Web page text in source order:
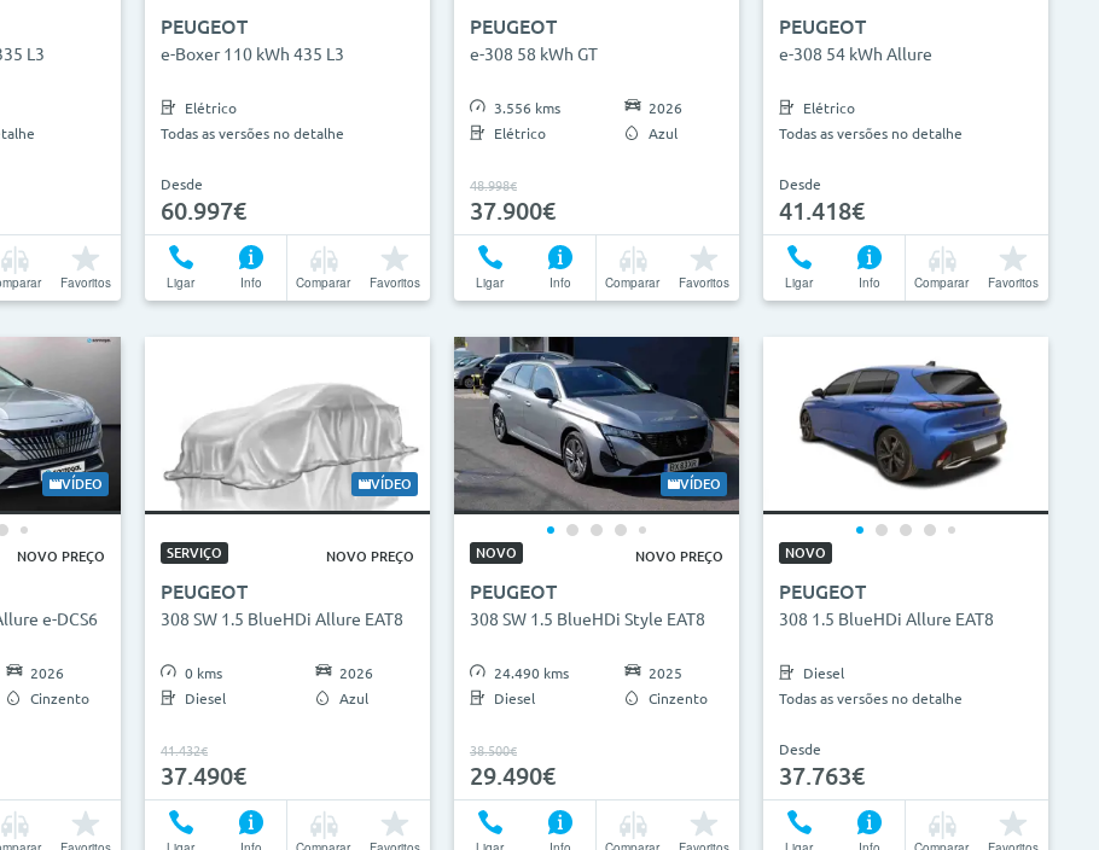
L3
Favoritos
PEUGEOT
e-Boxer 110 kWh 435 L3
Elétrico
Todas as versões no detalhe
Desde
60.997€
Ligar Info Comparar Favoritos
PEUGEOT
e-308 58 kWh GT
3.556 kms
Elétrico
2026
Azul
48.998€
37.900€
Ligar Info Comparar Favoritos
PEUGEOT
e-308 54 kWh Allure
Elétrico
Todas as versões no detalhe
Desde
41.418€
Ligar Info Comparar Favoritos
VÍDEO
NOVO PREÇO
e-DCS6
2026
Cinzento
VÍDEO
SERVIÇO NOVO PREÇO
PEUGEOT
308 SW 1.5 BlueHDi Allure EAT8
0 kms
Diesel
2026
Azul
41.432€
37.490€
VÍDEO
NOVO NOVO PREÇO
PEUGEOT
308 SW 1.5 BlueHDi Style EAT8
24.490 kms
Diesel
2025
Cinzento
38.500€
29.490€
NOVO
PEUGEOT
308 1.5 BlueHDi Allure EAT8
Diesel
Todas as versões no detalhe
Desde
37.763€